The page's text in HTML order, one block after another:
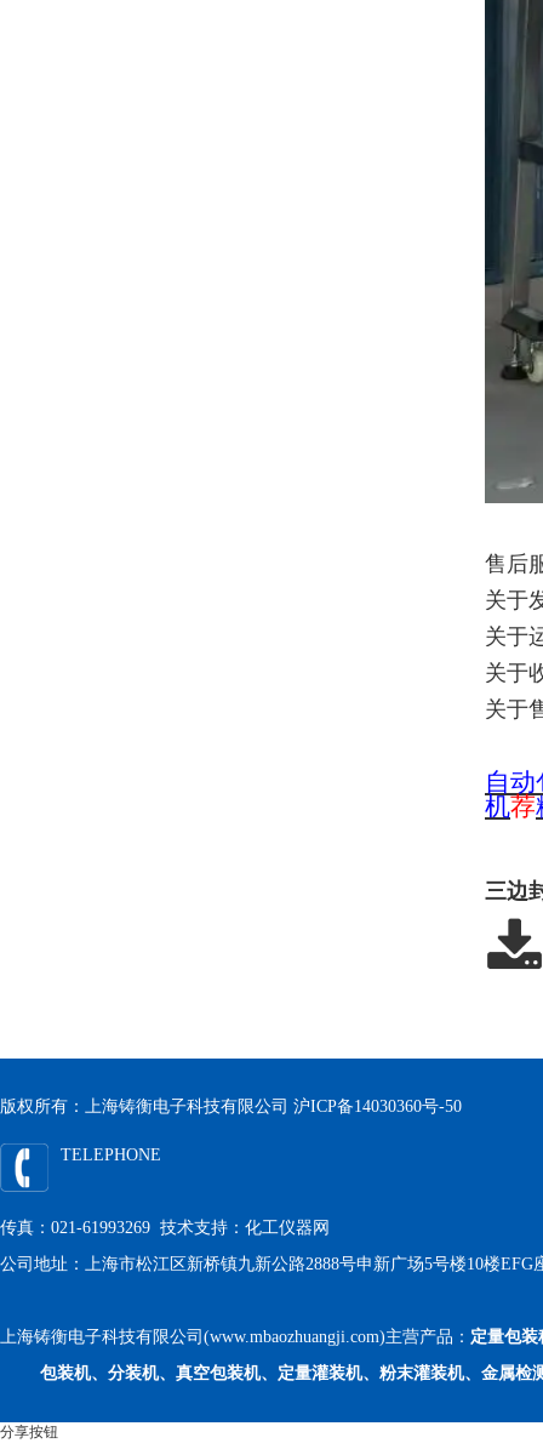
售后
关于
关于
关于
关于
自动
机荐
三边
版权所有：上海铸衡电子科技有限公司 沪ICP备14030360号-50
TELEPHONE
传真：021-61993269 技术支持： 化工仪器网
公司地址：上海市松江区新桥镇九新公路2888号申新广场5号楼10楼EFG
上海铸衡电子科技有限公司(www.mbaozhuangji.com)主营产品： 定量包装
包装机、分装机、真空包装机、定量灌装机、粉末灌装机、金属检
分享按钮